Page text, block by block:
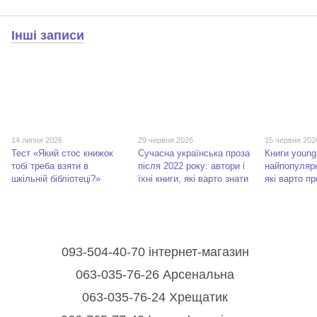
Інші записи
14 липня 2026
Тест «Який стос книжок
тобі треба взяти в
шкільній бібліотеці?»
29 червня 2026
Сучасна українська проза
після 2022 року: автори і
їхні книги, які варто знати
15 червня
Книги
які варто
093-504-40-70 інтернет-магазин
063-035-76-26 Арсенальна
063-035-76-24 Хрещатик